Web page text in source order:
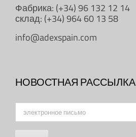
Фабрика: (+34) 96 132 12 14
склад: (+34) 964 60 13 58
info@adexspain.com
НОВОСТНАЯ РАССЫЛКА